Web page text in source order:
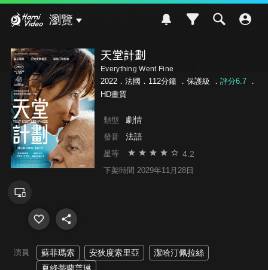
瀏覽
天堂計劃
Everything Went Fine
2022．法國．112分鐘 ． 保護級 ． 評分6.7．
HD畫質
類型 劇情
發音 法語
星等 4.2
下架時間 2029年11月28日
演員 蘇菲瑪索 安狄度索里亞
潔哈汀佩拉絲